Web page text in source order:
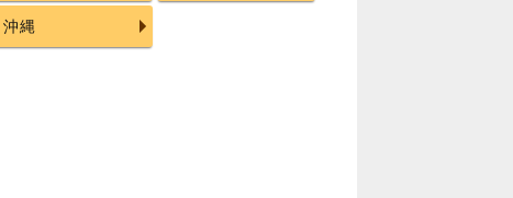
沖縄